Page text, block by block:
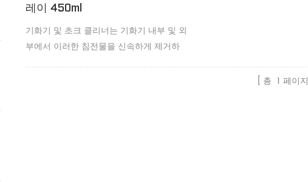
레이 450ml
기화기 및 초크 클리너는 기화기 내부 및 외
부에서 이러한 침전물을 신속하게 제거하
총 1 페이지